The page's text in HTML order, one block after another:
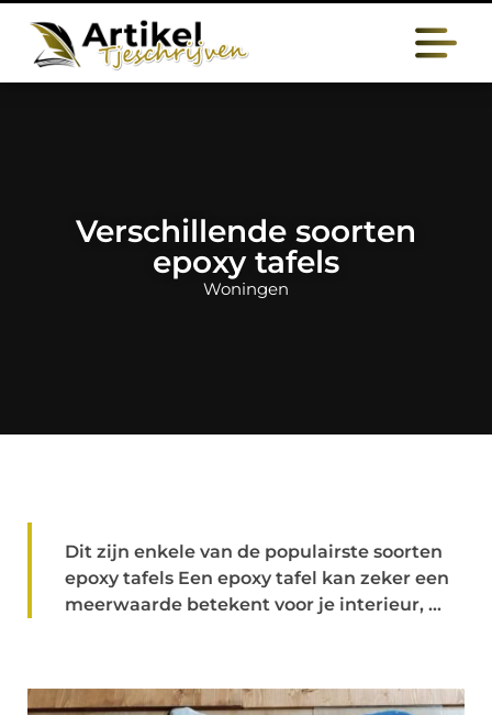
Verschillende soorten
epoxy tafels
Woningen
Dit zijn enkele van de populairste soorten
epoxy tafels Een epoxy tafel kan zeker een
meerwaarde betekent voor je interieur, ...